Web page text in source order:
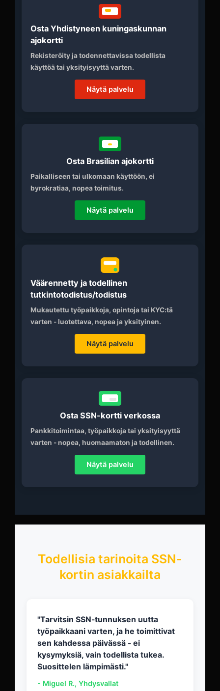
Osta Yhdistyneen kuningaskunnan
ajokortti
Rekisteröity ja todennettavissa todellista
käyttöä tai yksityisyyttä varten.
Näytä palvelu
Osta Brasilian ajokortti
Paikalliseen tai ulkomaan käyttöön, ei
byrokratiaa, nopea toimitus.
Näytä palvelu
Väärennetty ja todellinen
tutkintotodistus/todistus
Mukautettu työpaikkoja, opintoja tai KYC:tä
varten - luotettava, nopea ja yksityinen.
Näytä palvelu
Osta SSN-kortti verkossa
Pankkitoimintaa, työpaikkoja tai yksityisyyttä
varten - nopea, huomaamaton ja todellinen.
Näytä palvelu
Todellisia tarinoita SSN-
kortin asiakkailta
"Tarvitsin SSN-tunnuksen uutta
työpaikkaani varten, ja he toimittivat
sen kahdessa päivässä - ei
kysymyksiä, vain todellista tukea.
Suosittelen lämpimästi."
- Miguel R., Yhdysvallat